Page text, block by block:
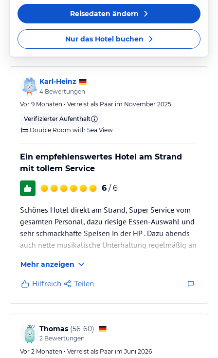
Reisedaten ändern
Nur das Hotel buchen
Karl-Heinz
4 Bewertungen
Vor 9 Monaten • Verreist als Paar im November 2025
Verifizierter Aufenthalt
Double Room with Sea View
Ein empfehlenswertes Hotel am Strand
mit tollem Service
6 / 6
Schönes Hotel direkt am Strand, Super Service vom
gesamten Personal, dazu riesige Essen-Auswahl und
sehr schmackhafte Speisen in der HP . Dazu abends
auch nette musikalische Unterhaltung regelmäßig an
Zum Strand führt nur ein Fahrstuhl, allerdings gibts
auch etliche Wege über Treppen in der Anlage, für
gehbehinderte Personen teilweise schwierig,
Mehr anzeigen
Hilfreich Teilen
Thomas (56-60)
2 Bewertungen
Vor 2 Monaten • Verreist als Paar im Juni 2026